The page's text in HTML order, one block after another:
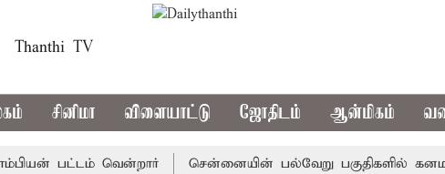
Thanthi TV
சினிமா விளையாட்டு ஜோதிடம் ஆன்மிகம்
பட்டம் வென்றார் சென்னையின் பல்வேறு பகுதிகளில் கனமழை